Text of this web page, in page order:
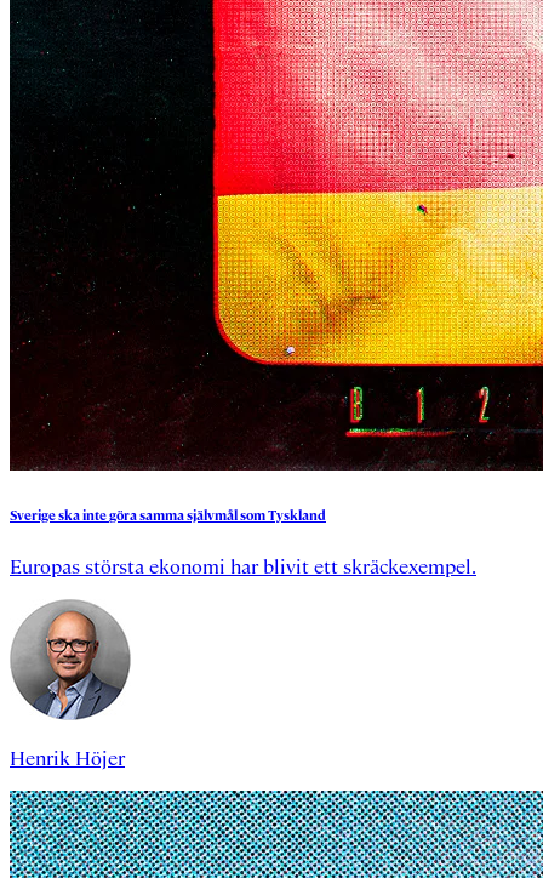
SverigeskaintegörasammasjälvmålsomTyskland
Europas största ekonomi har blivit ett skräckexempel.
Henrik Höjer